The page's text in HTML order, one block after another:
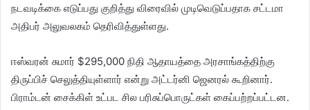
நடவடிக்கை எடுப்பது குறித்து விரைவில் முடிவெடுப்பதாக சட்டமா
அதிபர் அலுவலகம் தெரிவித்துள்ளது.
ஈஸ்வரன் சுமார் $295,000 நிதி ஆதாயத்தை அரசாங்கத்திற்கு
திருப்பிச் செலுத்தியுள்ளார் என்று அட்டர்னி ஜெனரல் கூறினார்.
பிராம்டன் சைக்கிள் உட்பட சில பரிசுப்பொருட்கள் கைப்பற்றப்பட்டன.